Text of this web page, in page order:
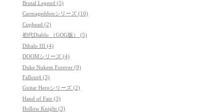
Brutal Legend (5)
Carmageddonシリーズ (10)
Cuphead (2)
初代Diablo （GOG版） (5)
Dibalo III (4)
DOOMシリーズ (4)
Duke Nukem Forever (9)
Fallout4 (3)
Guitar Heroシリーズ (2)
Hand of Fate (3)
Hollow Knight (3)